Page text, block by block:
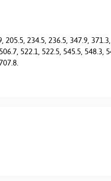
205.5, 234.5, 236.5, 347.9,
522.1, 522.5, 545.5, 548.3,